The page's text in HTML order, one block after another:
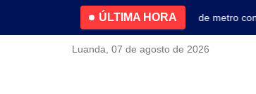
ÚLTIMA HORA
4.2% no primeiro trimestreNova linha de metro
Luanda, 07 de agosto de 2026